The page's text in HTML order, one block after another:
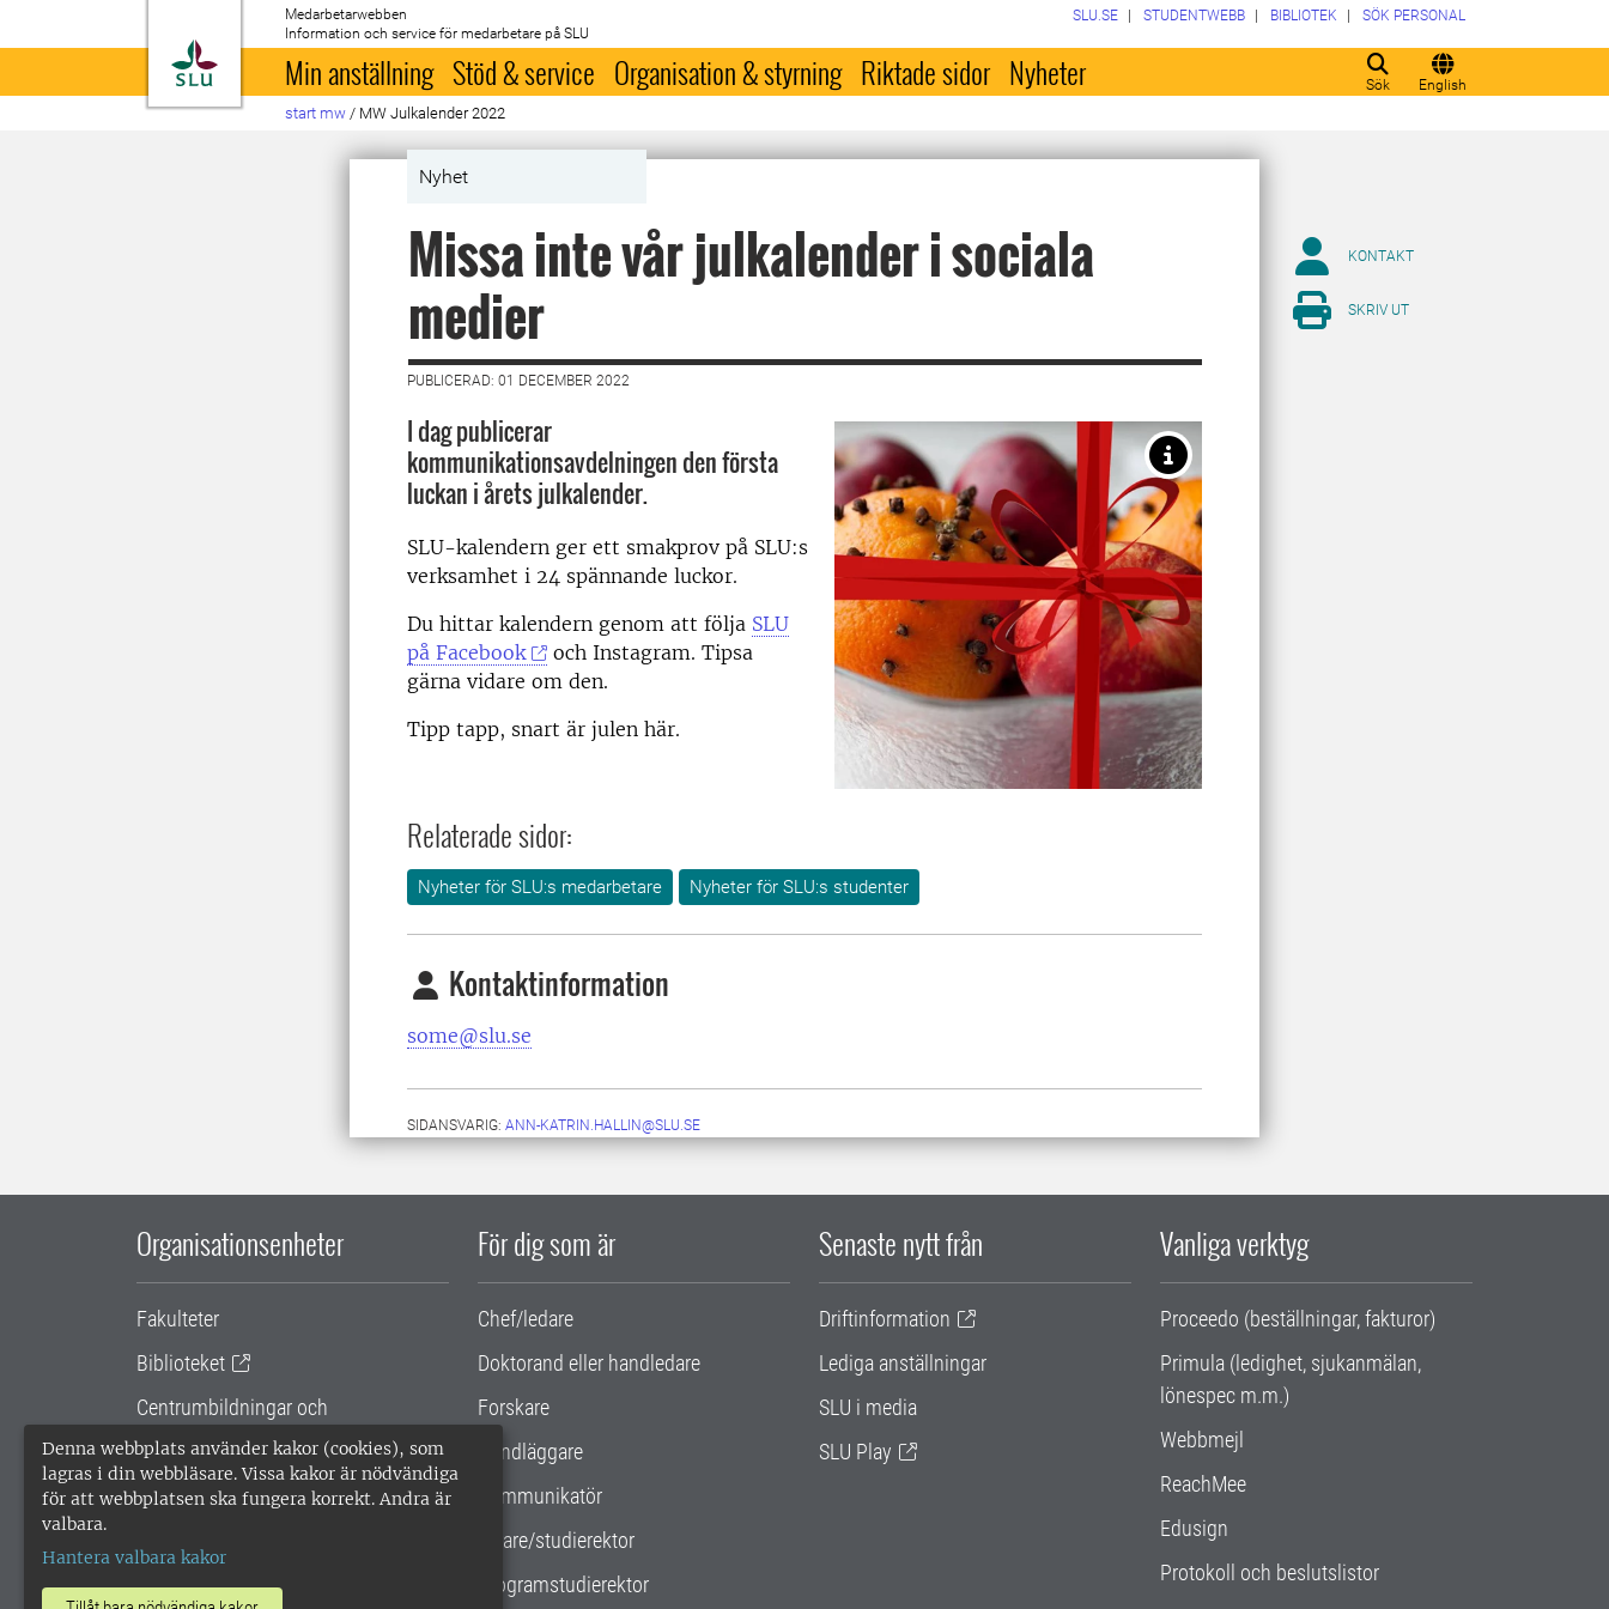
Denna webbplats använder kakor (cookies), som
lagras i din webbläsare. Vissa kakor är nödvändiga
för att webbplatsen ska fungera korrekt. Andra är
valbara.
Hantera valbara kakor
Till startsida
Medarbetarwebben
Information och service för medarbetare på SLU
Sök English
SLU.SE STUDENTWEBB BIBLIOTEK SÖK PERSONAL
Min anställning Stöd & service Organisation & styrning Riktade sidor Nyheter
start mw / MW Julkalender 2022
Nyhet
Missa inte vår julkalender i sociala
medier
PUBLICERAD: 01 DECEMBER 2022
I dag publicerar
kommunikationsavdelningen den första
luckan i årets julkalender.
SLU-kalendern ger ett smakprov på SLU:s
verksamhet i 24 spännande luckor.
Du hittar kalendern genom att följa SLU
på Facebook
och Instagram. Tipsa
gärna vidare om den.
Tipp tapp, snart är julen här.
Relaterade sidor:
Nyheter för SLU:s medarbetare Nyheter för SLU:s studenter
Kontaktinformation
some@slu.se
SIDANSVARIG: ANN-KATRIN.HALLIN@SLU.SE
KONTAKT
SKRIV UT
Organisationsenheter
Fakulteter
Biblioteket
Centrumbildningar och
samarbetsprojekt
Gemensamma verksamhetsstödet
För dig som är
Chef/ledare
Doktorand eller handledare
Forskare
Handläggare
Kommunikatör
Lärare/studierektor
Programstudierektor
Senaste nytt från
Driftinformation
Lediga anställningar
SLU i media
SLU Play
Vanliga verktyg
Proceedo (beställningar, fakturor)
Primula (ledighet, sjukanmälan,
lönespec m.m.)
Webbmejl
ReachMee
Edusign
Protokoll och beslutslistor